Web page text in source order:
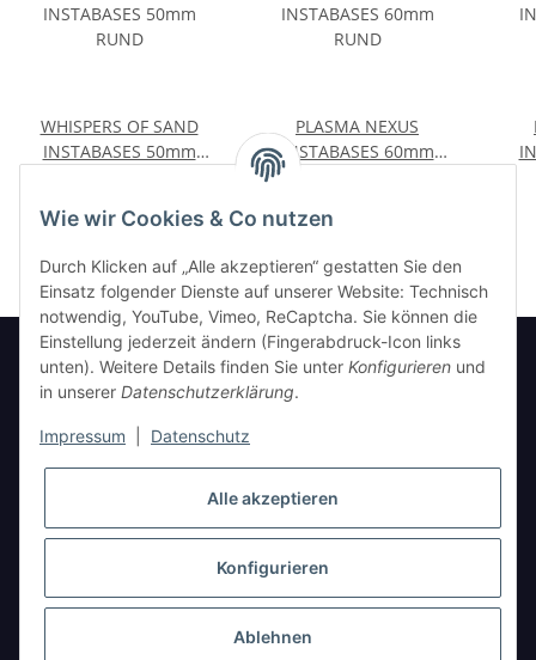
WHISPERS OF SAND
INSTABASES 50mm
PLASMA NEXUS
INSTABASES 60mm
Informationen
Gesetzliche Informationen
* Alle Preise inkl. gesetzlicher USt., zzgl.Versand
Wie wir Cookies & Co nutzen
Durch Klicken auf „Alle akzeptieren“ gestatten Sie den
Einsatz folgender Dienste auf unserer Website: Technisch
notwendig, YouTube, Vimeo, ReCaptcha. Sie können die
Einstellung jederzeit ändern (Fingerabdruck-Icon links
unten). Weitere Details finden Sie unter Konfigurieren und
in unserer Datenschutzerklärung.
Impressum Datenschutz
Alle akzeptieren
Konfigurieren
Ablehnen